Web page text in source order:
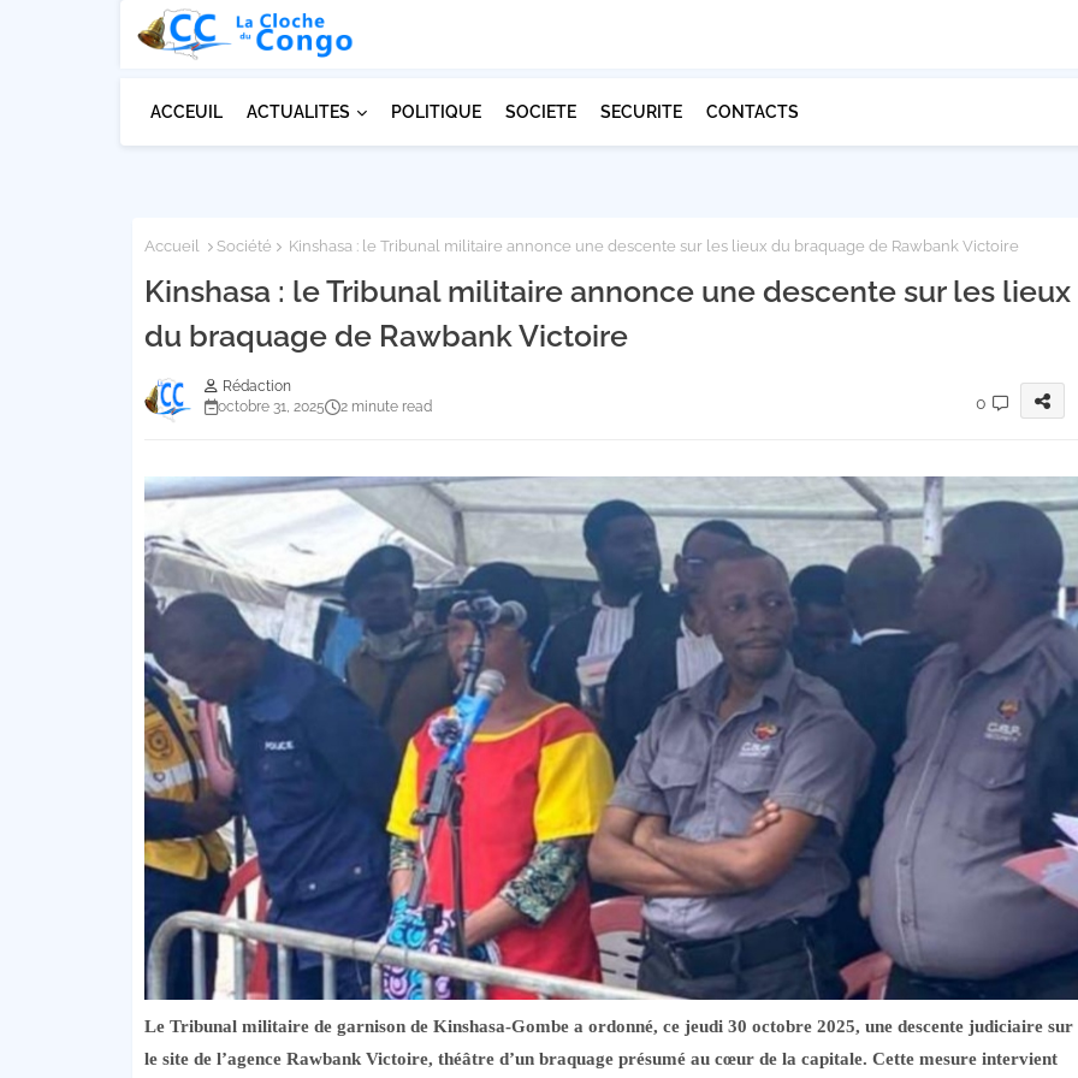
ACCEUIL ACTUALITES POLITIQUE SOCIETE SECURITE CONTACTS
Accueil Société Kinshasa : le Tribunal militaire annonce une descente sur les lieux du braquage de Rawbank Victoire
Kinshasa : le Tribunal militaire annonce une descente sur les lieux
du braquage de Rawbank Victoire
Rédaction
octobre 31, 2025
2 minute read 0
Le Tribunal militaire de garnison de Kinshasa-Gombe a ordonné, ce jeudi 30 octobre 2025, une descente judiciaire sur
le site de l’agence Rawbank Victoire, théâtre d’un braquage présumé au cœur de la capitale. Cette mesure intervient